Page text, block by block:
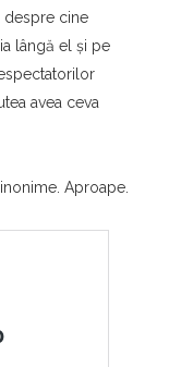
despre cine
lângă el şi pe
avea ceva
Aproape.